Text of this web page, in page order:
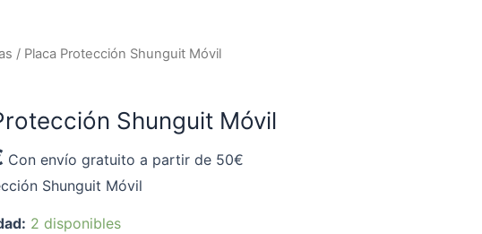
/ Placa Protección Shunguit Móvil
Shunguit Móvil
Con envío gratuito a partir de 50€
Shunguit Móvil
2 disponibles